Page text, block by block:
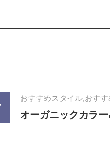
おすすめスタイル,おす
オーガニックカラ